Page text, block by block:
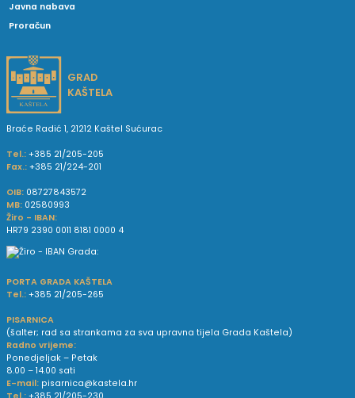
Javna nabava
Proračun
GRAD
KAŠTELA
Braće Radić 1, 21212 Kaštel Sućurac
Tel.: +385 21/205-205
Fax.: +385 21/224-201
OIB: 08727843572
MB: 02580993
Žiro - IBAN:
HR79 2390 0011 8181 0000 4
PORTA GRADA KAŠTELA
Tel.: +385 21/205-265
PISARNICA
(šalter; rad sa strankama za sva upravna tijela Grada Kaštela)
Radno vrijeme:
Ponedjeljak – Petak
8.00 – 14.00 sati
E-mail: pisarnica@kastela.hr